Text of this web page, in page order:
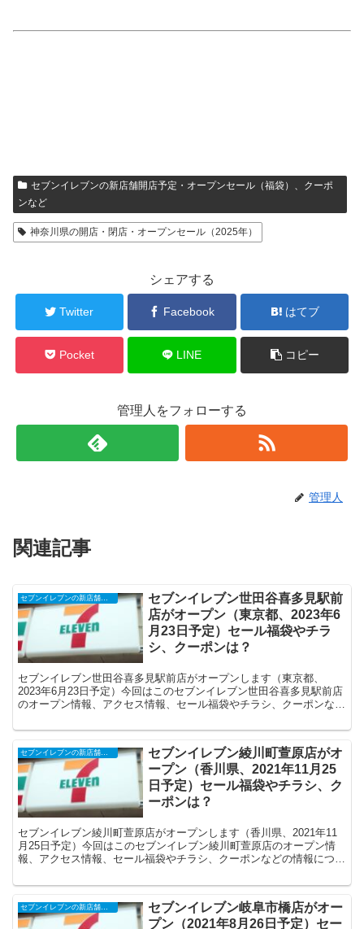
セブンイレブンの新店舗開店予定・オープンセール（福袋）、クーポ
ンなど
神奈川県の開店・閉店・オープンセール（2025年）
シェアする
Twitter Facebook はてブ
Pocket LINE コピー
管理人をフォローする
管理人
関連記事
セブンイレブン世田谷喜多見駅前
店がオープン（東京都、2023年6
月23日予定）セール福袋やチラ
シ、クーポンは？
セブンイレブン世田谷喜多見駅前店がオープンします（東京都、
2023年6月23日予定）今回はこのセブンイレブン世田谷喜多見駅前店
のオープン情報、アクセス情報、セール福袋やチラシ、クーポンなど
セブンイレブン綾川町萱原店がオ
ープン（香川県、2021年11月25
日予定）セール福袋やチラシ、ク
ーポンは？
セブンイレブン綾川町萱原店がオープンします（香川県、2021年11
月25日予定）今回はこのセブンイレブン綾川町萱原店のオープン情
報、アクセス情報、セール福袋やチラシ、クーポンなどの情報につい
セブンイレブンの新店舗開店予定・オープンセール（福袋）、クーポンなど
セブンイレブン岐阜市橋店がオー
プン（2021年8月26日予定）セー